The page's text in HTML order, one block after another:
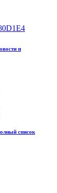
и
список